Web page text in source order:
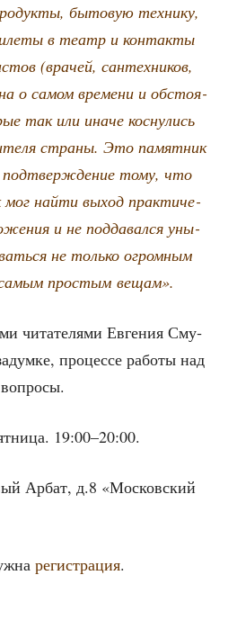
быто­вую тех­ни­ку,
в театр и кон­так­ты
(вра­чей, сан­тех­ни­ков,
о самом вре­ме­ни и обсто­я­
так или ина­че кос­ну­лись
стра­ны. Это памят­ник
тому, что
мог най­ти выход прак­ти­че­
и не под­да­вал­ся уны­
не толь­ко огром­ным
про­стым вещам».
чита­те­ля­ми Евге­ния Сму­
про­цес­се рабо­ты над
19:00–20:00.
Арбат, д.8 «Мос­ков­ский
реги­стра­ция.